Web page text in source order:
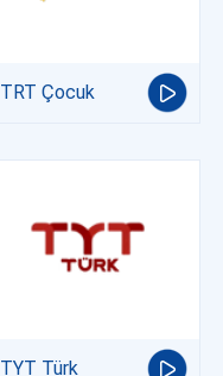
TRT Çocuk
TYT Türk